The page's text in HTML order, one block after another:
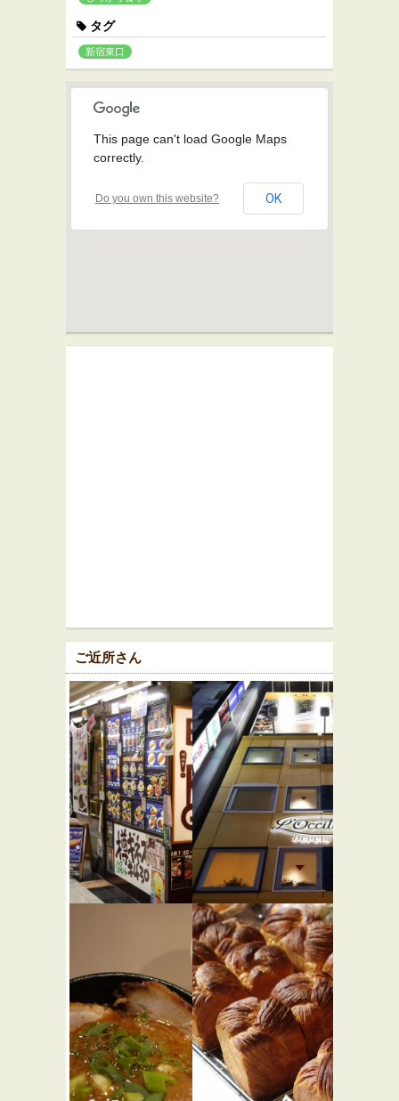
タグ
新宿東口
This page can't load Google Maps
correctly.
Do you own this website? OK
ご近所さん
ビア＆カ
フェ
BERG ★☆☆
カフェ・喫茶店
バー・居酒屋
ロクシタ
ンカフェ
新宿店 カ
フェ・
ド・オリ